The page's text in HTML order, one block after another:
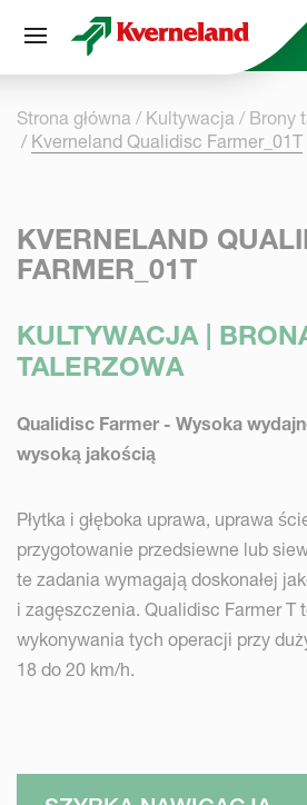
Skip
Strona główna Kultywacja
Brony
Kverneland Qualidisc Farmer_01T
KVERNELAND
FARMER_01T
KULTYWACJA |
TALERZOWA
Qualidisc Farmer - Wysoka
wysoką jakością
Płytka i głęboka uprawa, uprawa
przygotowanie przedsiewne lub
te zadania wymagają doskonałej
i zagęszczenia. Qualidisc Farmer T
wykonywania tych operacji przy
18 do 20 km/h.
Panel zarządzania plikami cookies